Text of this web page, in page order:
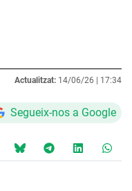
Actualitzat: 14/06/26 | 17:34
Segueix-nos a Google